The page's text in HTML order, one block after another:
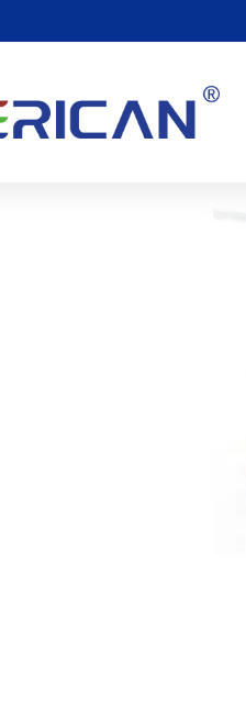
Produkte anzubieten. Unsere
dass sie den
den
belegen das
Das bedeutet, dass wir
Geräte und